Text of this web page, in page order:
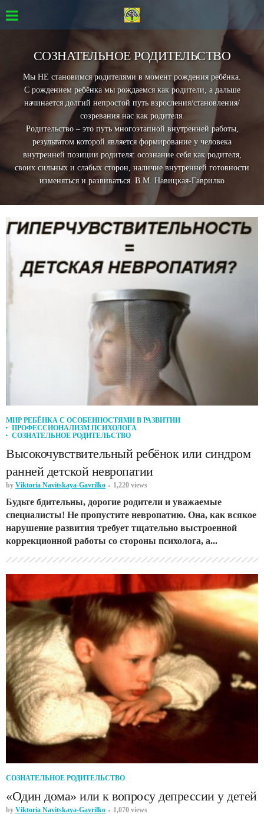
СОЗНАТЕЛЬНОЕ РОДИТЕЛЬСТВО
Мы НЕ становимся родителями в момент рождения ребёнка.
С рождением ребёнка мы рождаемся как родители, а дальше
начинается долгий непростой путь взросления/становления/
созревания нас как родителя.
Родительство – это путь многоэтапной внутренней работы,
результатом которой является формирование у человека
внутренней позиции родителя: осознание себя как родителя,
своих сильных и слабых сторон, наличие внутренней готовности
изменяться и развиваться. В.М. Навицкая-Гаврилко
МИР РЕБЁНКА С ОСОБЕННОСТЯМИ В РАЗВИТИИ
ПРОФЕССИОНАЛИЗМ ПСИХОЛОГА
СОЗНАТЕЛЬНОЕ РОДИТЕЛЬСТВО
Высокочувствительный ребёнок или синдром
ранней детской невропатии
by Viktoria Navitskaya-Gavrilko 1,220 views
Будьте бдительны, дорогие родители и уважаемые
специалисты! Не пропустите невропатию. Она, как всякое
нарушение развития требует тщательно выстроенной
коррекционной работы со стороны психолога, а...
СОЗНАТЕЛЬНОЕ РОДИТЕЛЬСТВО
«Один дома» или к вопросу депрессии у детей
by Viktoria Navitskaya-Gavrilko 1,070 views